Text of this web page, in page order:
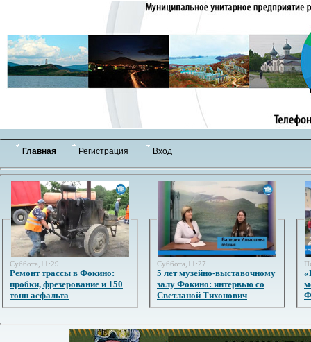
Главная Регистрация Вход
Суббота,11:29
Ремонт трассы в Фокино:
пробки, фрезерование и 150
тонн асфальта
Суббота,11:27
5 лет музейно-выставочному
залу Фокино: интервью со
Светланой Тихонович